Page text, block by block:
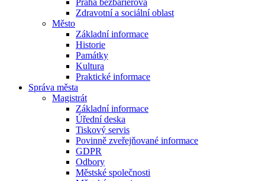
Praha bezbariérová
Zdravotní a sociální oblast
Město
Základní informace
Historie
Památky
Kultura
Praktické informace
Správa města
Magistrát
Základní informace
Úřední deska
Tiskový servis
Povinně zveřejňované informace
GDPR
Odbory
Městské společnosti